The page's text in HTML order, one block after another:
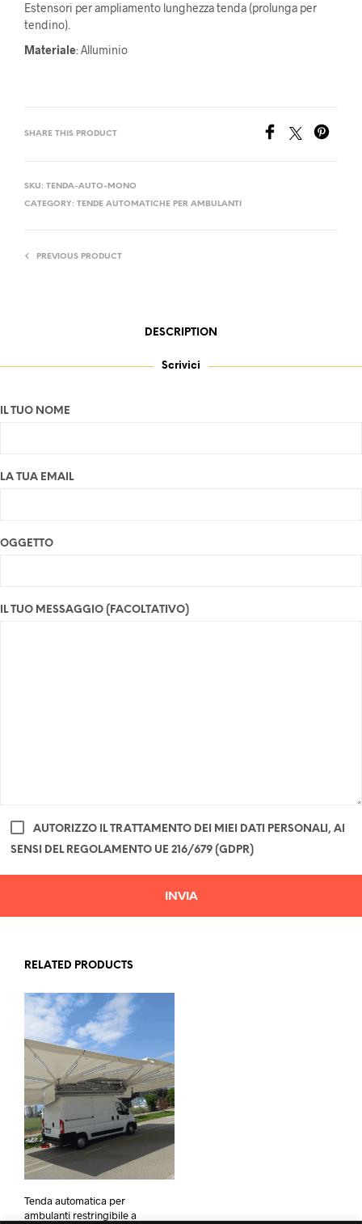
Estensori per ampliamento lunghezza tenda (prolunga per
tendino).
Materiale: Alluminio
SHARE THIS PRODUCT
SKU: TENDA-AUTO-MONO
CATEGORY: TENDE AUTOMATICHE PER AMBULANTI
PREVIOUS PRODUCT
DESCRIPTION
Scrivici
IL TUO NOME
LA TUA EMAIL
OGGETTO
IL TUO MESSAGGIO (FACOLTATIVO)
AUTORIZZO IL TRATTAMENTO DEI MIEI DATI PERSONALI, AI
SENSI DEL REGOLAMENTO UE 216/679 (GDPR)
RELATED PRODUCTS
Tenda automatica per
ambulanti restringibile a